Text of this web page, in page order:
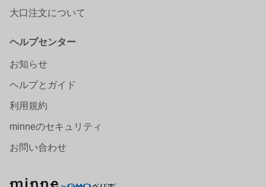
大口注文について
ヘルプセンター
お知らせ
ヘルプとガイド
利用規約
minneのセキュリティ
お問い合わせ